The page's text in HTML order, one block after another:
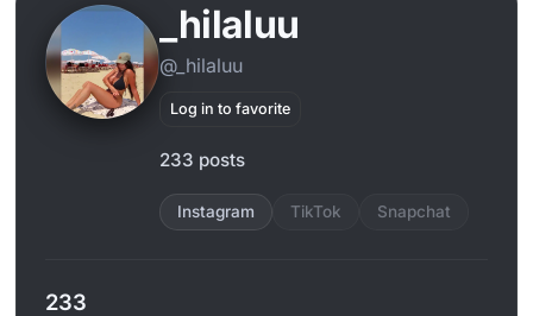
_hilaluu
@_hilaluu
Log in to favorite
233 posts
Instagram TikTok Snapchat
233